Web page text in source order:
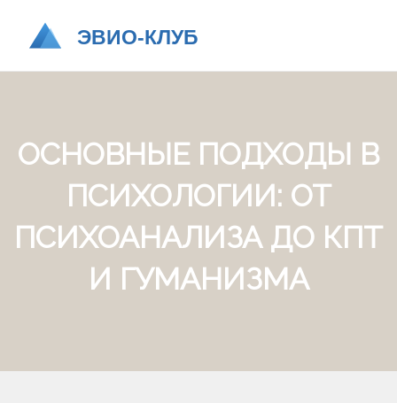
ОСНОВНЫЕ ПОДХОДЫ В
ПСИХОЛОГИИ: ОТ
ПСИХОАНАЛИЗА ДО КПТ
И ГУМАНИЗМА